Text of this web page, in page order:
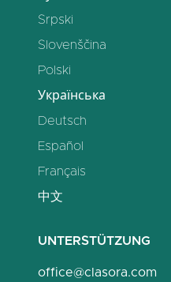
Srpski
Slovenščina
Polski
Українська
Deutsch
Español
Français
中文
UNTERSTÜTZUNG
office@clasora.com